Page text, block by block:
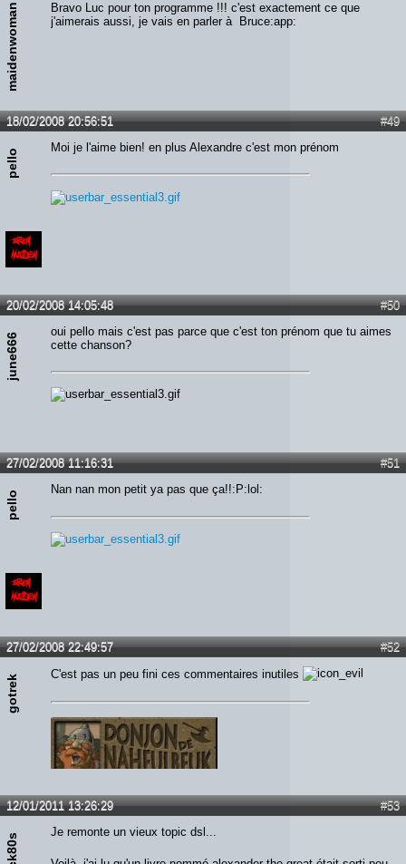
maidenwoman
Bravo Luc pour ton programme !!! c'est exactement ce que
j'aimerais aussi, je vais en parler à Bruce:app:
#49
18/02/2008 20:56:51
pello
Moi je l'aime bien! en plus Alexandre c'est mon prénom
#50
20/02/2008 14:05:48
june666
oui pello mais c'est pas parce que c'est ton prénom que tu aimes
cette chanson?
#51
27/02/2008 11:16:31
pello
Nan nan mon petit ya pas que ça!!:P:lol:
#52
27/02/2008 22:49:57
gotrek C'est pas un peu fini ces commentaires inutiles
#53
12/01/2011 13:26:29
Je remonte un vieux topic dsl...